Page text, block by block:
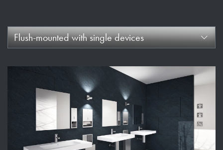
Flush-mounted with single devices